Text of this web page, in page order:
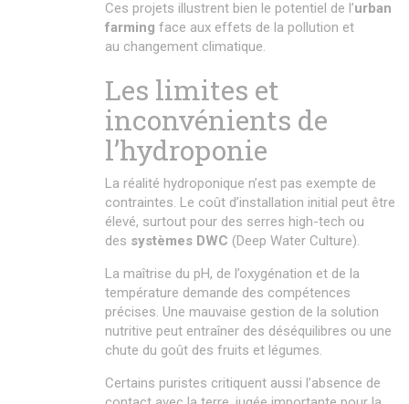
Ces projets illustrent bien le potentiel de l’urban
farming face aux effets de la pollution et
au changement climatique.
Les limites et
inconvénients de
l’hydroponie
La réalité hydroponique n’est pas exempte de
contraintes. Le coût d’installation initial peut être
élevé, surtout pour des serres high-tech ou
des systèmes DWC (Deep Water Culture).
La maîtrise du pH, de l’oxygénation et de la
température demande des compétences
précises. Une mauvaise gestion de la solution
nutritive peut entraîner des déséquilibres ou une
chute du goût des fruits et légumes.
Certains puristes critiquent aussi l’absence de